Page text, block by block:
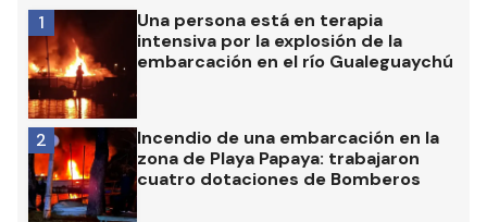
Una persona está en terapia
intensiva por la explosión de la
embarcación en el río Gualeguaychú
1
Incendio de una embarcación en la
zona de Playa Papaya: trabajaron
cuatro dotaciones de Bomberos
2